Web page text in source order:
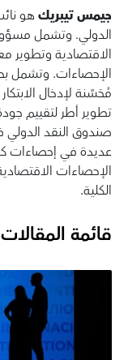
جيمس تيبريكهو
الدولي. وتشمل
الاقتصادية وتطوير
الإحصاءات. وتشمل
مُحَسَّنة لإدخال
تطوير أطر لتقييم
عديدة في إحصاءات
الإحصاءات
الكلية.
قائمة